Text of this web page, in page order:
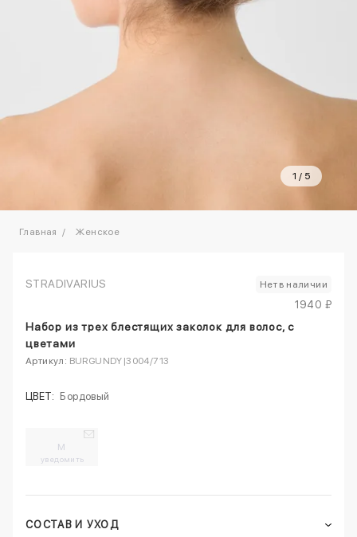
1 / 5
Главная Женское
STRADIVARIUS Нет в наличии
1940 ₽
Набор из трех блестящих заколок для волос, с
цветами
Артикул: BURGUNDY|3004/713
ЦВЕТ: Бордовый
M
уведомить
СОСТАВ И УХОД